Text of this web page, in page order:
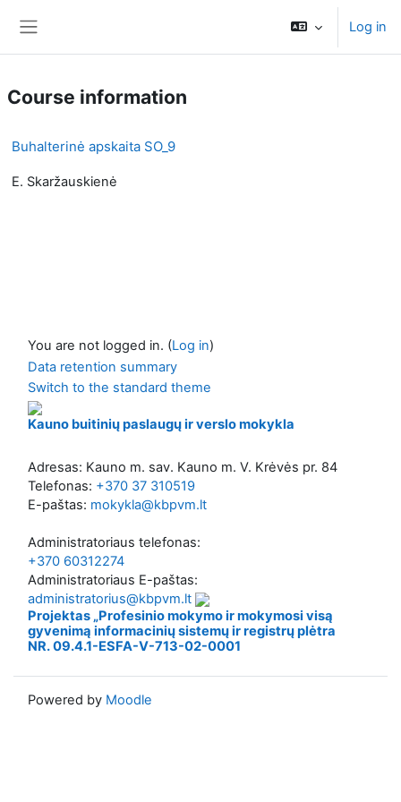
Log in
Course information
Buhalterinė apskaita SO_9
E. Skaržauskienė
You are not logged in. (Log in)
Data retention summary
Switch to the standard theme
Kauno buitinių paslaugų ir verslo mokykla
Adresas: Kauno m. sav. Kauno m. V. Krėvės pr. 84
Telefonas: +370 37 310519
E-paštas: mokykla@kbpvm.lt
Administratoriaus telefonas:
+370 60312274
Administratoriaus E-paštas:
administratorius@kbpvm.lt
Projektas „Profesinio mokymo ir mokymosi visą
gyvenimą informacinių sistemų ir registrų plėtra
NR. 09.4.1-ESFA-V-713-02-0001
Powered by Moodle